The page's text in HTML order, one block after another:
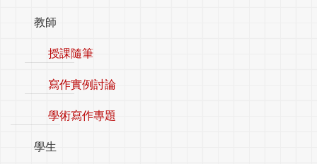
教師
授課隨筆
寫作實例討論
學術寫作專題
學生